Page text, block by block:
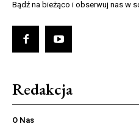
Bądź na bieżąco i obserwuj nas w
Redakcja
O Nas